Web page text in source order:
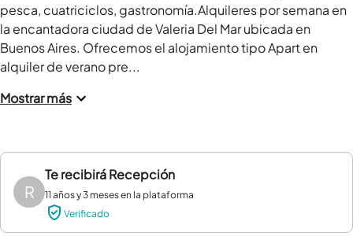
pesca, cuatriciclos, gastronomía.Alquileres por semana en
la encantadora ciudad de Valeria Del Mar ubicada en
Buenos Aires. Ofrecemos el alojamiento tipo Apart en
alquiler de verano pre...
Mostrar más
R
Te recibiráRecepción
11 años y 3 meses en la plataforma
Verificado